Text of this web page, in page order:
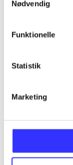
Nødvendig
Funktionelle
Statistik
Marketing
...
...